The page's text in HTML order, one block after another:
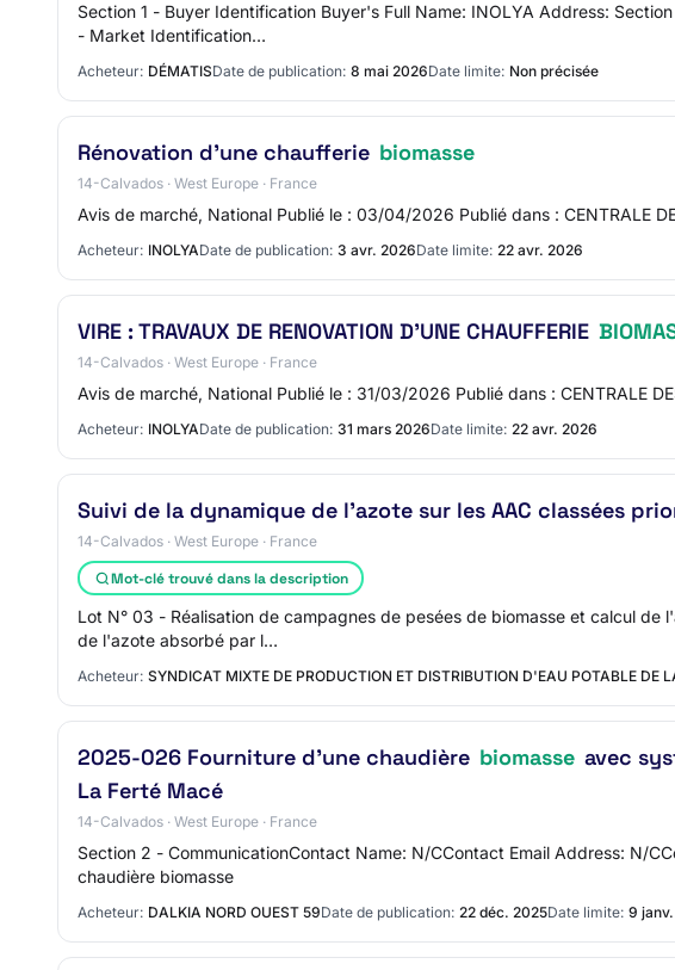
Section 1 - Buyer Identification Buyer's Full Name: INOLYA Address:
- Market Identification…
Acheteur: DÉMATISDate de publication: 8 mai 2026Date limite: Non précisée
Rénovation d'une chaufferie biomasse
14-Calvados · West Europe · France
Avis de marché, National Publié le : 03/04/2026 Publié dans : CENTRALE
Acheteur: INOLYADate de publication: 3 avr. 2026Date limite: 22 avr. 2026
VIRE : TRAVAUX DE RENOVATION D'UNE CHAUFFERIE
14-Calvados · West Europe · France
Avis de marché, National Publié le : 31/03/2026 Publié dans : CENTRALE
Acheteur: INOLYADate de publication: 31 mars 2026Date limite: 22 avr. 2026
Suivi de la dynamique de l'azote sur les AAC classées
14-Calvados · West Europe · France
Mot-clé trouvé dans la description
Lot N° 03 - Réalisation de campagnes de pesées de biomasse et calcul
de l'azote absorbé par l…
Acheteur: SYNDICAT MIXTE DE PRODUCTION ET DISTRIBUTION D'EAU POTABLE DE
2025-026 Fourniture d'une chaudière biomasse avec
La Ferté Macé
14-Calvados · West Europe · France
Section 2 - CommunicationContact Name: N/CContact Email Address: N/
chaudière biomasse
Acheteur: DALKIA NORD OUEST 59Date de publication: 22 déc. 2025Date limite: 9